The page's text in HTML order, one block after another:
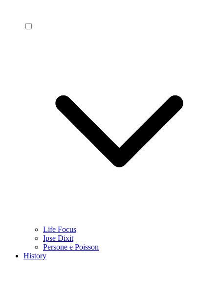
Life Focus
Ipse Dixit
Persone e Poisson
History